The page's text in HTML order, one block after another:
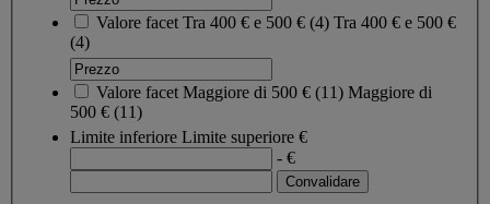
Valore facet Tra 400 € e 500 € (4) Tra 400 € e 500 €
(4)
Valore facet Maggiore di 500 € (11) Maggiore di
500 € (11)
Limite inferiore Limite superiore €
- €